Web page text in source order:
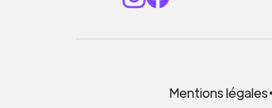
Mentions légales•